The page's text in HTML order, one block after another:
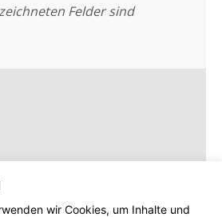
Felder sind
wir Cookies, um Inhalte und